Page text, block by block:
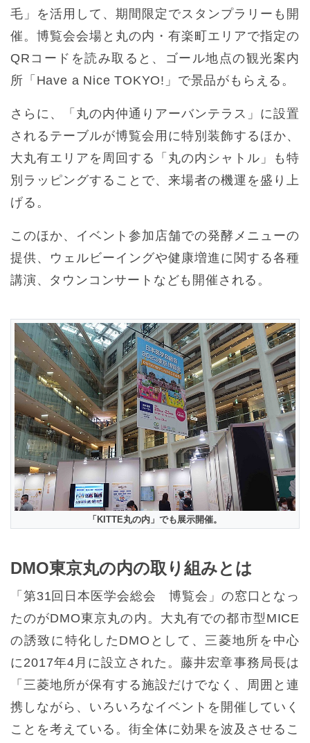
毛」を活用して、期間限定でスタンプラリーも開
催。博覧会会場と丸の内・有楽町エリアで指定の
QRコードを読み取ると、ゴール地点の観光案内
所「Have a Nice TOKYO!」で景品がもらえる。
さらに、「丸の内仲通りアーバンテラス」に設置
されるテーブルが博覧会用に特別装飾するほか、
大丸有エリアを周回する「丸の内シャトル」も特
別ラッピングすることで、来場者の機運を盛り上
げる。
このほか、イベント参加店舗での発酵メニューの
提供、ウェルビーイングや健康増進に関する各種
講演、タウンコンサートなども開催される。
「KITTE丸の内」でも展示開催。
DMO東京丸の内の取り組みとは
「第31回日本医学会総会 博覧会」の窓口となっ
たのがDMO東京丸の内。大丸有での都市型MICE
の誘致に特化したDMOとして、三菱地所を中心
に2017年4月に設立された。藤井宏章事務局長は
「三菱地所が保有する施設だけでなく、周囲と連
携しながら、いろいろなイベントを開催していく
ことを考えている。街全体に効果を波及させるこ